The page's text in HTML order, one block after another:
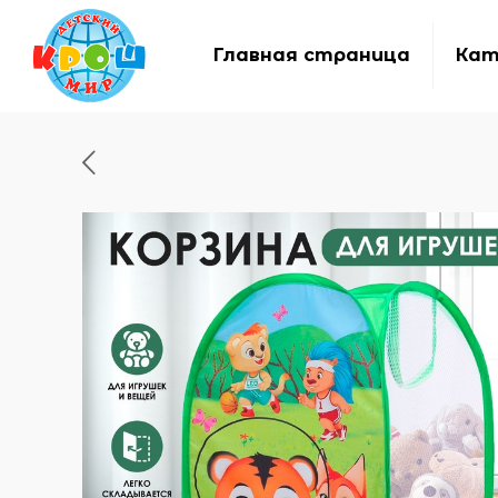
Главная страница